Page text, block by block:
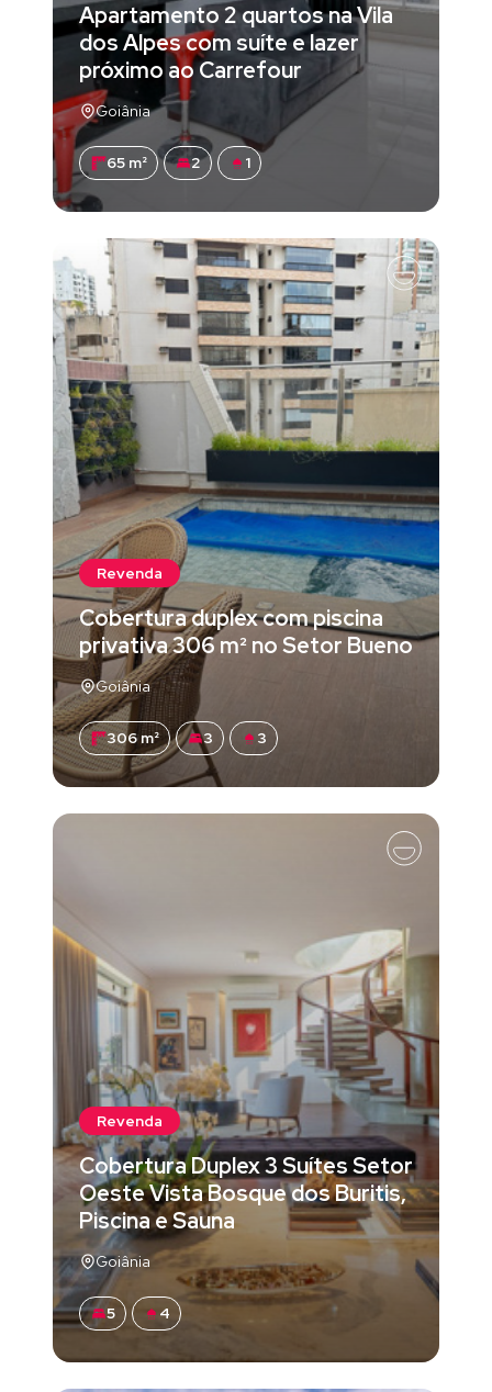
Apartamento 2 quartos na Vila
dos Alpes com suíte e lazer
próximo ao Carrefour
Goiânia
65 m² 2 1
Revenda
Cobertura duplex com piscina
privativa 306 m² no Setor Bueno
Goiânia
306 m² 3 3
Revenda
Cobertura Duplex 3 Suítes Setor
Oeste Vista Bosque dos Buritis,
Piscina e Sauna
Goiânia
5 4